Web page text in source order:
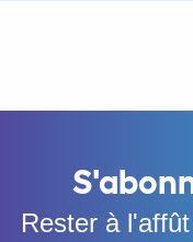
Rester à